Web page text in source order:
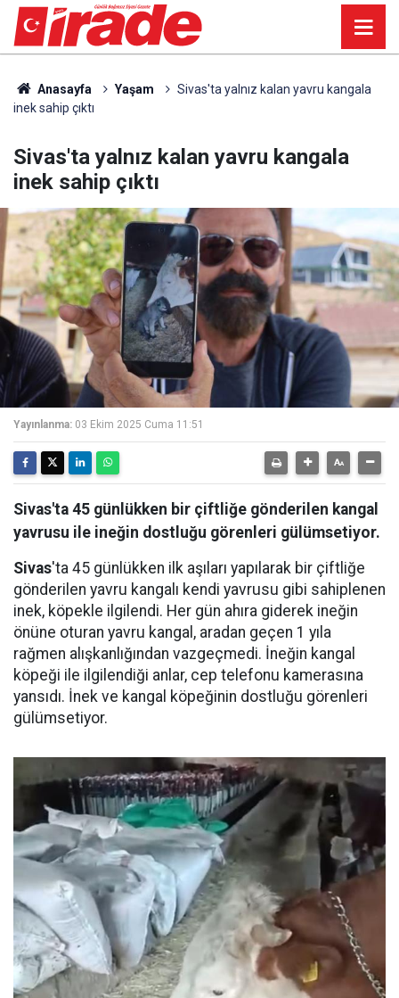
Anasayfa Yaşam
Sivas'ta yalnız kalan yavru kangala
inek sahip çıktı
Sivas'ta yalnız kalan yavru kangala
inek sahip çıktı
Yayınlanma: 03 Ekim 2025 Cuma 11:51
Sivas'ta 45 günlükken bir çiftliğe gönderilen kangal
yavrusu ile ineğin dostluğu görenleri gülümsetiyor.
Sivas'ta 45 günlükken ilk aşıları yapılarak bir çiftliğe
gönderilen yavru kangalı kendi yavrusu gibi sahiplenen
inek, köpekle ilgilendi. Her gün ahıra giderek ineğin
önüne oturan yavru kangal, aradan geçen 1 yıla
rağmen alışkanlığından vazgeçmedi. İneğin kangal
köpeği ile ilgilendiği anlar, cep telefonu kamerasına
yansıdı. İnek ve kangal köpeğinin dostluğu görenleri
gülümsetiyor.